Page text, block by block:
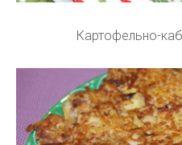
Картофельно-